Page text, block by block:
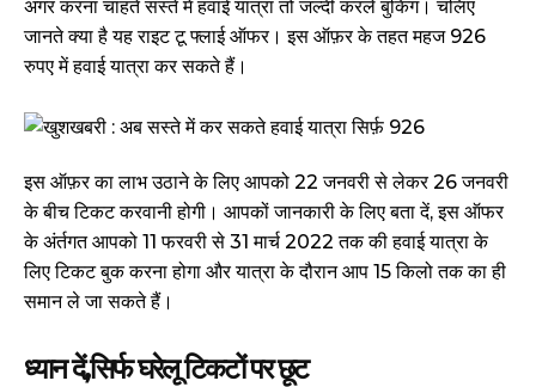
अगर करना चाहते सस्ते में हवाई यात्रा तो जल्दी करले बुकिंग। चलिए
जानते क्या है यह राइट टू फ्लाई ऑफर। इस ऑफ़र के तहत महज 926
रुपए में हवाई यात्रा कर सकते हैं।
इस ऑफ़र का लाभ उठाने के लिए आपको 22 जनवरी से लेकर 26 जनवरी
के बीच टिकट करवानी होगी। आपकों जानकारी के लिए बता दें, इस ऑफर
के अंर्तगत आपको 11 फरवरी से 31 मार्च 2022 तक की हवाई यात्रा के
लिए टिकट बुक करना होगा और यात्रा के दौरान आप 15 किलो तक का ही
समान ले जा सकते हैं।
ध्यान दें,सिर्फ घरेलू टिकटों पर छूट